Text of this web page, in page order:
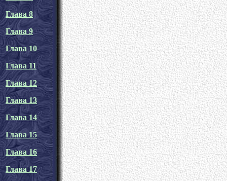
Глава 8
Глава 9
Глава 10
Глава 11
Глава 12
Глава 13
Глава 14
Глава 15
Глава 16
Глава 17